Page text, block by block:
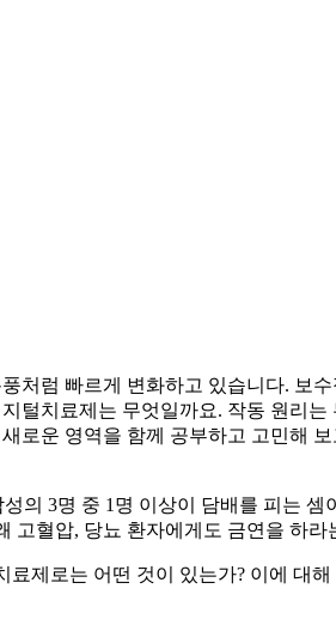
처럼 빠르게 변화하고 있습니다. 보
털치료제는 무엇일까요. 작동 원리
로운 영역을 함께 공부하고 고민해
의 3명 중 1명 이상이 담배를 피는
고혈압, 당뇨 환자에게도 금연을 하라
제로는 어떤 것이 있는가? 이에 대